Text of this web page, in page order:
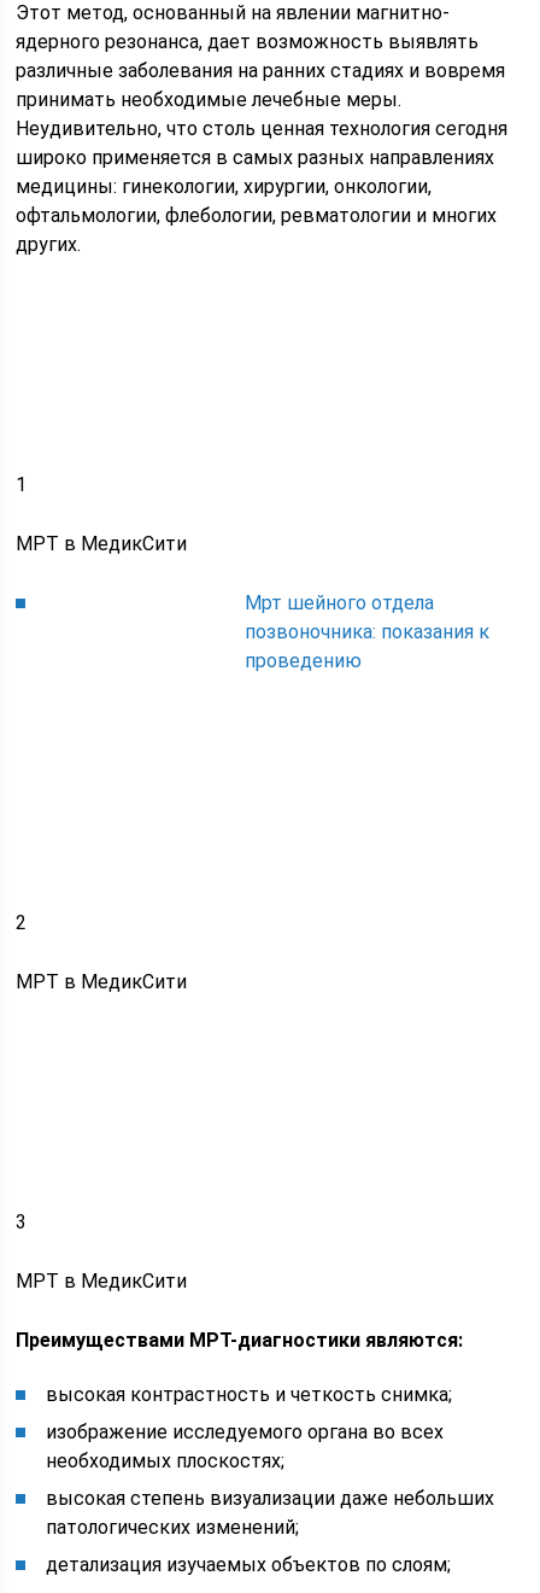
Этот метод, основанный на явлении магнитно-
ядерного резонанса, дает возможность выявлять
различные заболевания на ранних стадиях и вовремя
принимать необходимые лечебные меры.
Неудивительно, что столь ценная технология сегодня
широко применяется в самых разных направлениях
медицины: гинекологии, хирургии, онкологии,
офтальмологии, флебологии, ревматологии и многих
других.
1
МРТ в МедикСити
Мрт шейного отдела
позвоночника: показания к
проведению
2
МРТ в МедикСити
3
МРТ в МедикСити
Преимуществами МРТ-диагностики являются:
высокая контрастность и четкость снимка;
изображение исследуемого органа во всех
необходимых плоскостях;
высокая степень визуализации даже небольших
патологических изменений;
детализация изучаемых объектов по слоям;